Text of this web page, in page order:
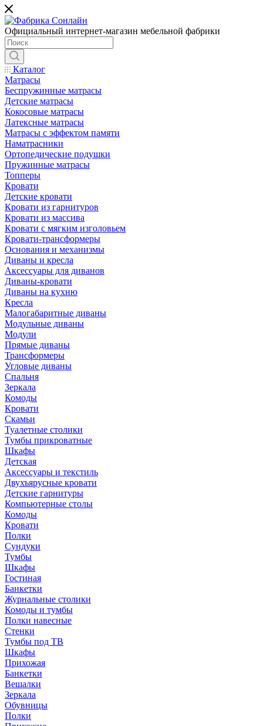
Официальный интернет-магазин мебельной фабрики
Каталог
Матрасы
Беспружинные матрасы
Детские матрасы
Кокосовые матрасы
Латексные матрасы
Матрасы с эффектом памяти
Наматрасники
Ортопедические подушки
Пружинные матрасы
Топперы
Кровати
Детские кровати
Кровати из гарнитуров
Кровати из массива
Кровати с мягким изголовьем
Кровати-трансформеры
Основания и механизмы
Диваны и кресла
Аксессуары для диванов
Диваны-кровати
Диваны на кухню
Кресла
Малогабаритные диваны
Модульные диваны
Модули
Прямые диваны
Трансформеры
Угловые диваны
Спальня
Зеркала
Комоды
Кровати
Скамьи
Туалетные столики
Тумбы прикроватные
Шкафы
Детская
Аксессуары и текстиль
Двухъярусные кровати
Детские гарнитуры
Компьютерные столы
Комоды
Кровати
Полки
Сундуки
Тумбы
Шкафы
Гостиная
Банкетки
Журнальные столики
Комоды и тумбы
Полки навесные
Стенки
Тумбы под ТВ
Шкафы
Прихожая
Банкетки
Вешалки
Зеркала
Обувницы
Полки